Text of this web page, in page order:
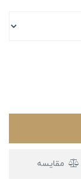
مقایسه